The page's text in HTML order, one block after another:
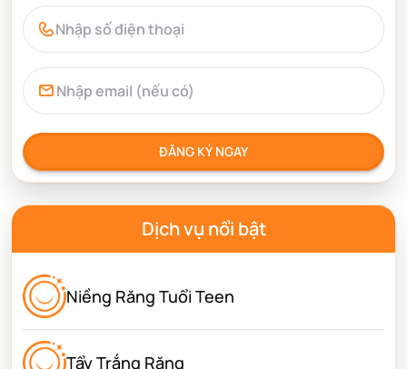
ĐĂNG KÝ NGAY
Dịch vụ nổi bật
Niềng Răng Tuổi Teen
Tẩy Trắng Răng